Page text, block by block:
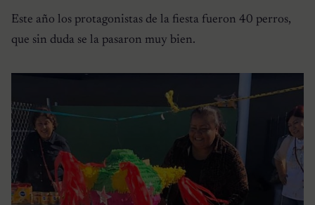
Este año los protagonistas de la fiesta fueron 40 perros,
que sin duda se la pasaron muy bien.